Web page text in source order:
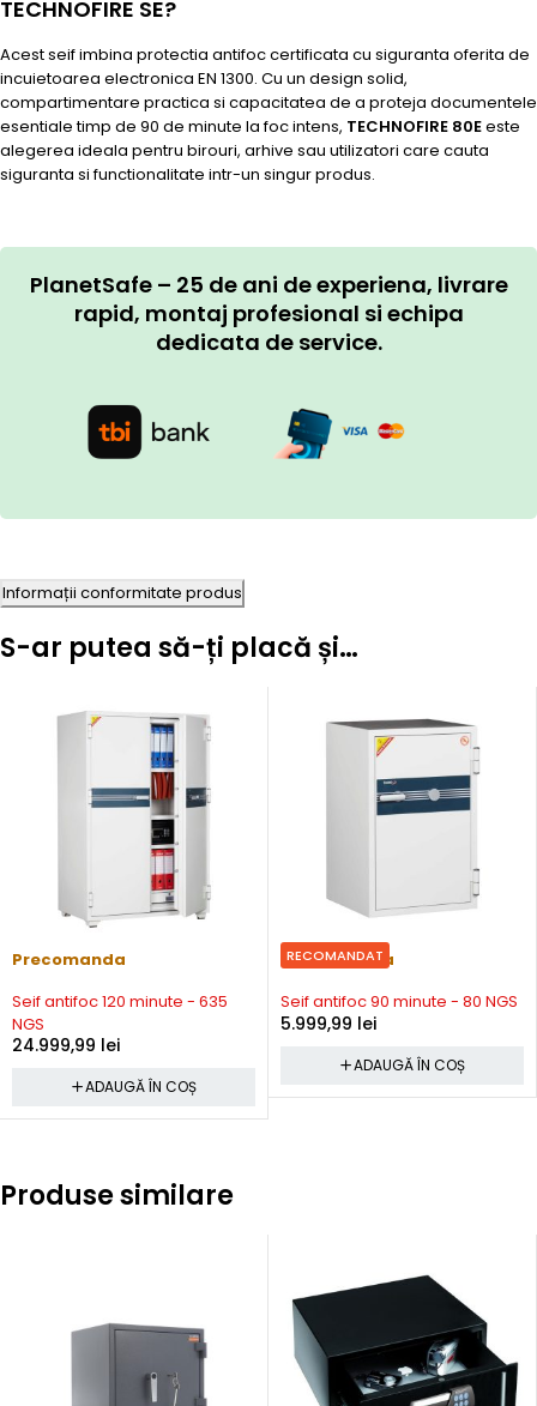
TECHNOFIRE SE?
Acest seif imbina protectia antifoc certificata cu siguranta oferita de
incuietoarea electronica EN 1300. Cu un design solid,
compartimentare practica si capacitatea de a proteja documentele
esentiale timp de 90 de minute la foc intens, TECHNOFIRE 80Eeste
alegerea ideala pentru birouri, arhive sau utilizatori care cauta
siguranta si functionalitate intr-un singur produs.
PlanetSafe – 25 de ani de experiena, livrare
rapid, montaj profesional si echipa
dedicata de service.
Informații conformitate produs
S-ar putea să-ți placă și…
Precomanda
Seif antifoc 120 minute - 635
NGS
24.999,99 lei
ADAUGĂ ÎN COȘ
RECOMANDAT
Precomanda
Seif antifoc 90 minute - 80 NGS
5.999,99 lei
ADAUGĂ ÎN COȘ
Produse similare